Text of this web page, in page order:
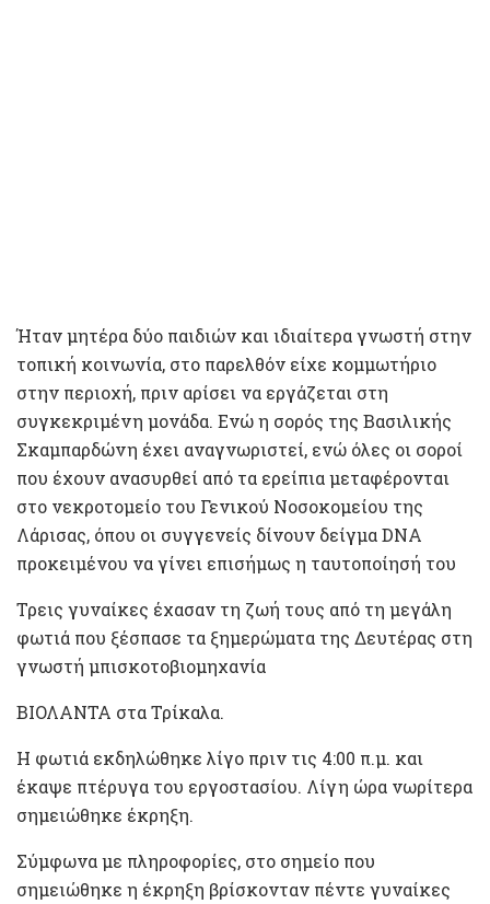
Ήταν μητέρα δύο παιδιών και ιδιαίτερα γνωστή στην
τοπική κοινωνία, στο παρελθόν είχε κομμωτήριο
στην περιοχή, πριν αρίσει να εργάζεται στη
συγκεκριμένη μονάδα. Ενώ η σορός της Βασιλικής
Σκαμπαρδώνη έχει αναγνωριστεί, ενώ όλες οι σοροί
που έχουν ανασυρθεί από τα ερείπια μεταφέρονται
στο νεκροτομείο του Γενικού Νοσοκομείου της
Λάρισας, όπου οι συγγενείς δίνουν δείγμα DNA
προκειμένου να γίνει επισήμως η ταυτοποίησή του
Τρεις γυναίκες έχασαν τη ζωή τους από τη μεγάλη
φωτιά που ξέσπασε τα ξημερώματα της Δευτέρας στη
γνωστή μπισκοτοβιομηχανία
ΒΙΟΛΑΝΤΑ στα Τρίκαλα.
Η φωτιά εκδηλώθηκε λίγο πριν τις 4:00 π.μ. και
έκαψε πτέρυγα του εργοστασίου. Λίγη ώρα νωρίτερα
σημειώθηκε έκρηξη.
Σύμφωνα με πληροφορίες, στο σημείο που
σημειώθηκε η έκρηξη βρίσκονταν πέντε γυναίκες